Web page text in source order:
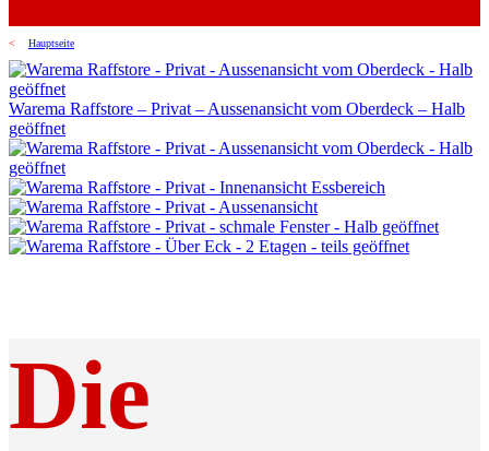
< Hauptseite
Warema Raffstore – Privat – Aussenansicht vom Oberdeck – Halb
geöffnet
Die